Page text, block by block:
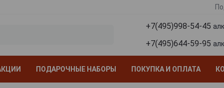
+7(495)998-54-45
+7(495)644-59-95
ПОДАРОЧНЫЕ НАБОРЫ ПОКУПКА И ОПЛАТА